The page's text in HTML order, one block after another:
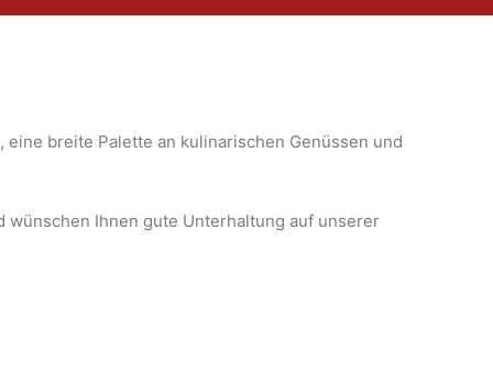
breite Palette an kulinarischen Genüssen und
Ihnen gute Unterhaltung auf unserer